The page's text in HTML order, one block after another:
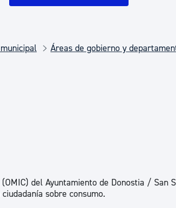
Espacio público,
Euskera
Áreas de gobierno y
del Ayuntamiento de Donostia / San
sobre consumo.